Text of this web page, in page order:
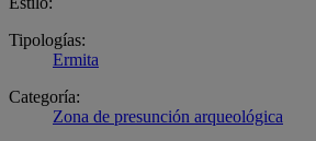
Tipologías:
Ermita
Categoría:
Zona de presunción arqueológica